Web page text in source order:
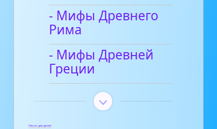
- Мифы Древнего
Рима
- Мифы Древней
Греции
Песни для детей